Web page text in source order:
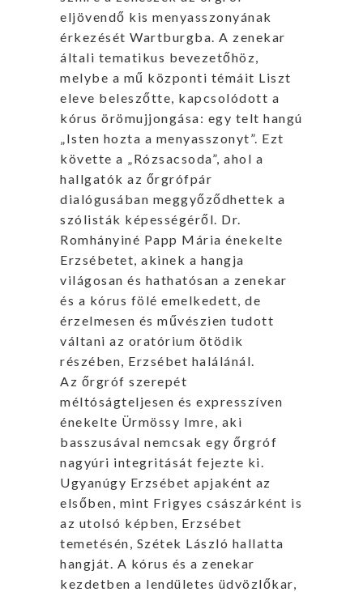
eljövendő kis menyasszonyának
érkezését Wartburgba. A zenekar
általi tematikus bevezetőhöz,
melybe a mű központi témáit Liszt
eleve beleszőtte, kapcsolódott a
kórus örömujjongása: egy telt hangú
„Isten hozta a menyasszonyt”. Ezt
követte a „Rózsacsoda”, ahol a
hallgatók az őrgrófpár
dialógusában meggyőződhettek a
szólisták képességéről. Dr.
Romhányiné Papp Mária énekelte
Erzsébetet, akinek a hangja
világosan és hathatósan a zenekar
és a kórus fölé emelkedett, de
érzelmesen és művészien tudott
váltani az oratórium ötödik
részében, Erzsébet halálánál.
Az őrgróf szerepét
méltóságteljesen és expresszíven
énekelte Ürmössy Imre, aki
basszusával nemcsak egy őrgróf
nagyúri integritását fejezte ki.
Ugyanúgy Erzsébet apjaként az
elsőben, mint Frigyes császárként is
az utolsó képben, Erzsébet
temetésén, Szétek László hallatta
hangját. A kórus és a zenekar
kezdetben a lendületes üdvözlőkar,